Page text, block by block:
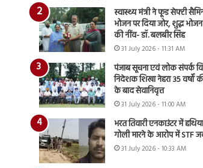
स्वास्थ्य मंत्री ने फूड सेफ्टी
भोजन पर दिया जोर, शुद्ध
की नींव- डॉ. बलबीर सिंह
31 July 2026 - 11:31 AM
पंजाब सूचना एवं लोक संपर्क
निदेशक शिखा नेहरा 35 वर्षों
के बाद सेवानिवृत्त
31 July 2026 - 11:00 AM
भरत तिवारी एनकाउंटर में
गोली मारने के आरोप में STF
31 July 2026 - 10:33 AM